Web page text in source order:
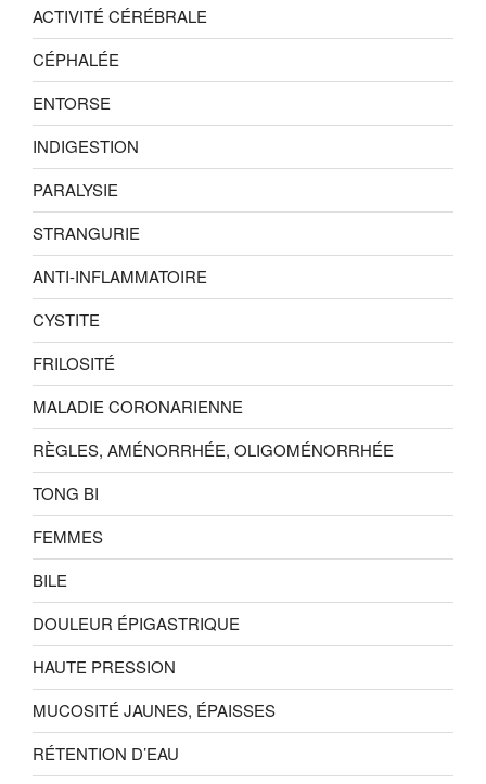
ACTIVITÉ CÉRÉBRALE
CÉPHALÉE
ENTORSE
INDIGESTION
PARALYSIE
STRANGURIE
ANTI-INFLAMMATOIRE
CYSTITE
FRILOSITÉ
MALADIE CORONARIENNE
RÈGLES, AMÉNORRHÉE, OLIGOMÉNORRHÉE
TONG BI
FEMMES
BILE
DOULEUR ÉPIGASTRIQUE
HAUTE PRESSION
MUCOSITÉ JAUNES, ÉPAISSES
RÉTENTION D’EAU